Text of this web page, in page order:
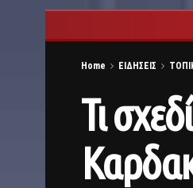
Home ΕΙΔΗΣΕΙΣ
Τι